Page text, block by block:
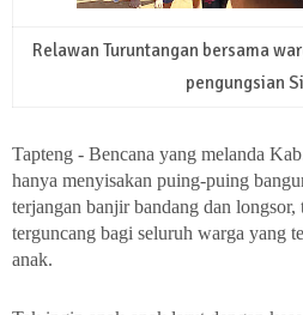
Relawan Turuntangan bersama
pengungsian
Tapteng - Bencana yang melanda
hanya menyisakan puing-puing
terjangan banjir bandang dan
terguncang bagi seluruh warga yang
anak.